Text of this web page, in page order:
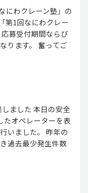
にわクレーン塾」の
第1回なにわクレー
募受付期間ならび
ります。 奮ってご
ました 本日の安全
たオペレーターを表
いました。 昨年の
過去最少発生件数